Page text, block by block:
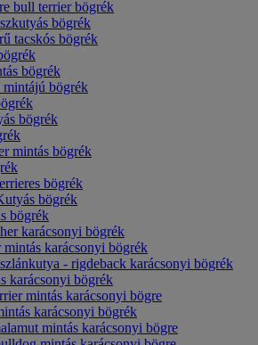
bull terrier bögrék
bögrék
tacskós bögrék
bögrék
mintájú bögrék
bögrék
mintás bögrék
bögrék
bögrék
bögrék
karácsonyi bögrék
mintás karácsonyi bögrék
- rigdeback karácsonyi bögrék
karácsonyi bögrék
mintás karácsonyi bögre
karácsonyi bögrék
mintás karácsonyi bögre